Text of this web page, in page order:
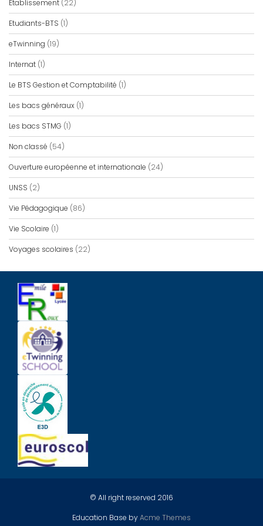
Etablissement (22)
Etudiants-BTS (1)
eTwinning (19)
Internat (1)
Le BTS Gestion et Comptabilité (1)
Les bacs généraux (1)
Les bacs STMG (1)
Non classé (54)
Ouverture européenne et internationale (24)
UNSS (2)
Vie Pédagogique (86)
Vie Scolaire (1)
Voyages scolaires (22)
© All right reserved 2016
Education Base byAcme Themes